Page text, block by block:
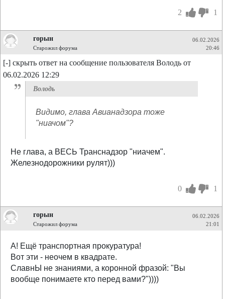
2 1
горын
Старожил форума
06.02.2026
20:46
[-] скрыть ответ на сообщение пользователя Володь от
06.02.2026 12:29
Володь
Видимо, глава Авианадзора тоже
"ниачом"?
Не глава, а ВЕСЬ Транснадзор "ниачем".
Железнодорожники рулят)))
0 1
горын
Старожил форума
06.02.2026
21:01
А! Ещё транспортная прокуратура!
Вот эти - неочем в квадрате.
СлавнЫ не знаниями, а коронной фразой: "Вы
вообще понимаете кто перед вами?"))))